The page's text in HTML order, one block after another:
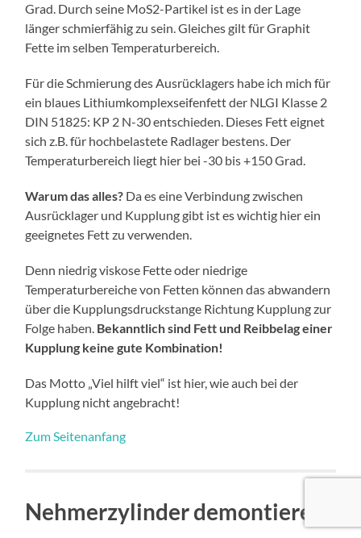
Grad. Durch seine MoS2-Partikel ist es in der Lage
länger schmierfähig zu sein. Gleiches gilt für Graphit
Fette im selben Temperaturbereich.
Für die Schmierung des Ausrücklagers habe ich mich für
ein blaues Lithiumkomplexseifenfett der NLGI Klasse 2
DIN 51825: KP 2 N-30 entschieden. Dieses Fett eignet
sich z.B. für hochbelastete Radlager bestens. Der
Temperaturbereich liegt hier bei -30 bis +150 Grad.
Warum das alles? Da es eine Verbindung zwischen
Ausrücklager und Kupplung gibt ist es wichtig hier ein
geeignetes Fett zu verwenden.
Denn niedrig viskose Fette oder niedrige
Temperaturbereiche von Fetten können das abwandern
über die Kupplungsdruckstange Richtung Kupplung zur
Folge haben. Bekanntlich sind Fett und Reibbelag einer
Kupplung keine gute Kombination!
Das Motto „Viel hilft viel“ ist hier, wie auch bei der
Kupplung nicht angebracht!
Zum Seitenanfang
Nehmerzylinder demontieren